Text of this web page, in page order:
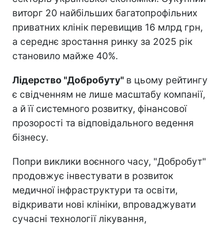
виторг 20 найбільших багатопрофільних
приватних клінік перевищив 16 млрд грн,
а середнє зростання ринку за 2025 рік
становило майже 40%.
Лідерство "Добробуту" в цьому рейтингу
є свідченням не лише масштабу компанії,
а й її системного розвитку, фінансової
прозорості та відповідального ведення
бізнесу.
Попри виклики воєнного часу, "Добробут"
продовжує інвестувати в розвиток
медичної інфраструктури та освіти,
відкривати нові клініки, впроваджувати
сучасні технології лікування,